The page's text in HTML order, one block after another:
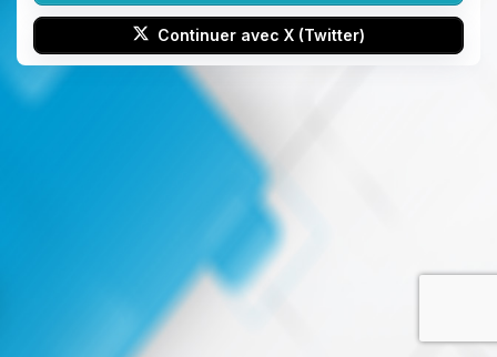
Continuer avec X (Twitter)